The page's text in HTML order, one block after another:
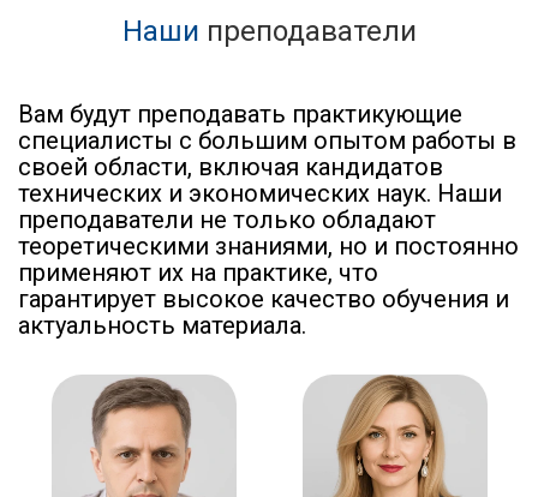
Наши преподаватели
Вам будут преподавать практикующие
специалисты с большим опытом работы в
своей области, включая кандидатов
технических и экономических наук. Наши
преподаватели не только обладают
теоретическими знаниями, но и постоянно
применяют их на практике, что
гарантирует высокое качество обучения и
актуальность материала.